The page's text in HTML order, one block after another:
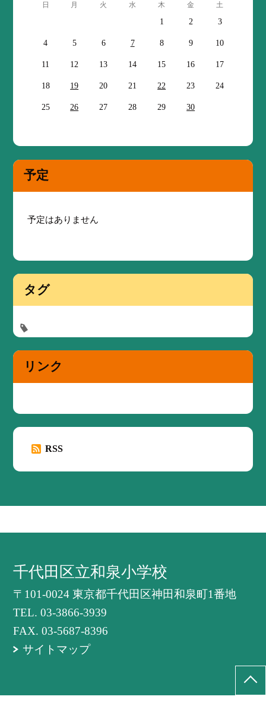
日 月 火 水 木 金 土
1 2 3
4 5 6 7 8 9 10
11 12 13 14 15 16 17
18 19 20 21 22 23 24
25 26 27 28 29 30
予定
予定はありません
タグ
リンク
RSS
千代田区立和泉小学校
〒101-0024 東京都千代田区神田和泉町1番地
TEL.03-3866-3939
FAX. 03-5687-8396
サイトマップ